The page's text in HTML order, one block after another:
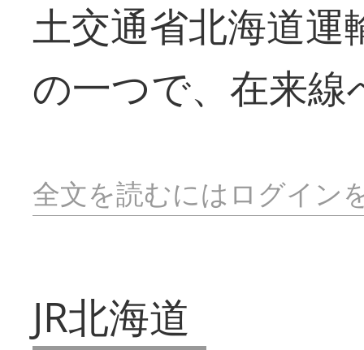
土交通省北海道運
の一つで、在来
全文を読むにはログイン
JR北海道